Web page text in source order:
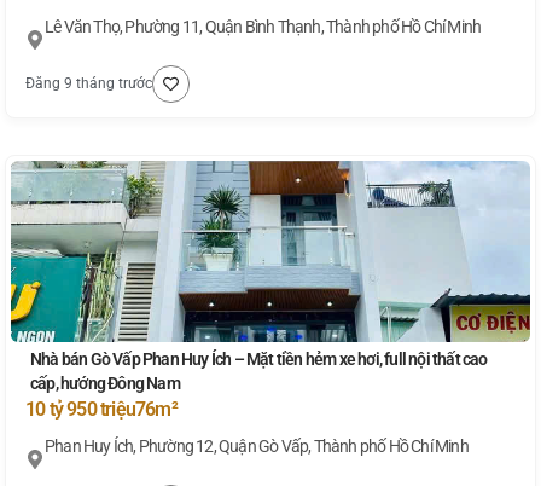
Lê Văn Thọ, Phường 11, Quận Bình Thạnh, Thành phố Hồ Chí Minh
Đăng 9 tháng trước
Nhà bán Gò Vấp Phan Huy Ích – Mặt tiền hẻm xe hơi, full nội thất cao
cấp, hướng Đông Nam
10 tỷ 950 triệu76m²
Phan Huy Ích, Phường 12, Quận Gò Vấp, Thành phố Hồ Chí Minh